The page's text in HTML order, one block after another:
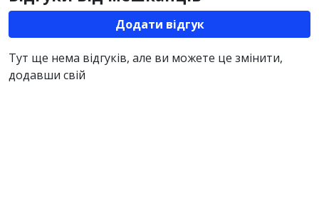
Додати відгук
Тут ще нема відгуків, але ви можете це змінити,
додавши свій